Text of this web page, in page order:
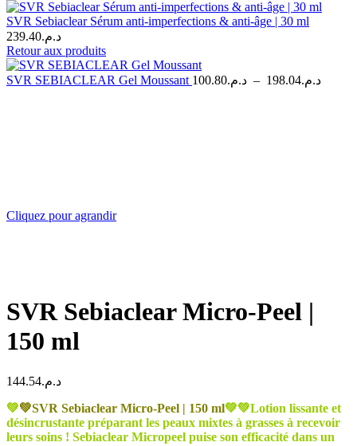
SVR Sebiaclear Sérum anti-imperfections & anti-âge | 30 ml
د.م.239.40
Retour aux produits
SVR SEBIACLEAR Gel Moussant د.م.100.80 – د.م.198.04
Plage
Cliquez pour agrandir
SVR Sebiaclear Micro-Peel |
150 ml
د.م.144.54
💚💚SVR Sebiaclear Micro-Peel | 150 ml💚💚Lotion lissante et
désincrustante préparant les peaux mixtes à grasses à recevoir
leurs soins ! Sebiaclear Micropeel puise son efficacité dans un